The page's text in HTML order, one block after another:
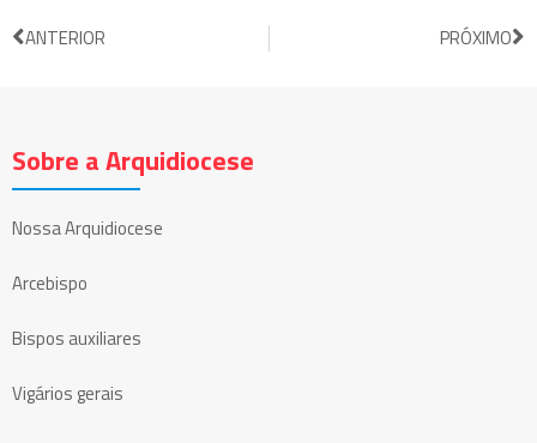
ANTERIOR PRÓXIMO
Sobre a Arquidiocese
Nossa Arquidiocese
Arcebispo
Bispos auxiliares
Vigários gerais